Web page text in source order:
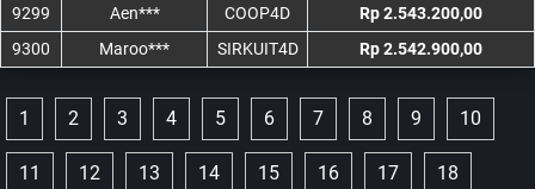
9299
Aen*** COOP4D
Rp 2.543.200,00
9300
Maroo*** SIRKUIT4D Rp 2.542.900,00
1 2 3 4 5 6 7 8 9 10
11 12 13 14 15 16 17 18